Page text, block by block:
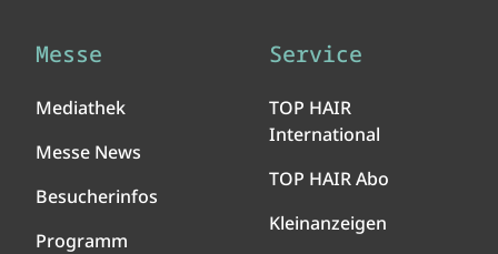
Messe
Mediathek
Messe News
Besucherinfos
Programm
Service
TOP HAIR
International
TOP HAIR Abo
Kleinanzeigen